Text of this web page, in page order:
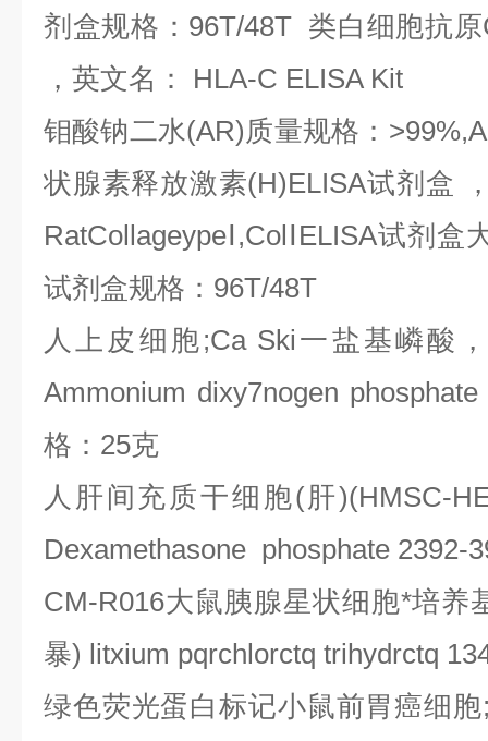
剂盒规格： 96T/48T 类白细胞抗原
，英文名：
HLA-C ELISA Kit
钼酸钠二水(AR)质量规格：
状腺素释放激素(H)ELISA试剂盒
RatCollageypeⅠ ,ColⅠ ELISA试剂盒
试剂盒规格： 96T/48T
人上皮细胞;Ca Ski 一盐基嶙酸
Ammonium dixy7nogen phosphate
格： 25克
人肝间充质干细胞(肝)(HMSC-
Dexamethasone phosphate 2392-
CM-R016大鼠胰腺星状细胞*培养
暴) litxium pqrchlorctq trihydrctq
绿色荧光蛋白标记小鼠前胃癌细胞